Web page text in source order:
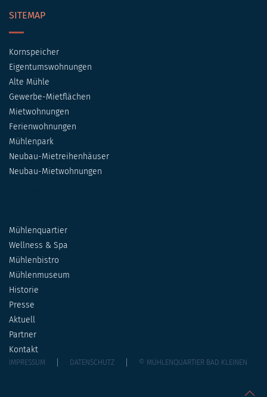
SITEMAP
Kornspeicher
Eigentumswohnungen
Alte Mühle
Gewerbe-Mietflächen
Mietwohnungen
Ferienwohnungen
Mühlenpark
Neubau-Mietreihenhäuser
Neubau-Mietwohnungen
Mühlenquartier
Wellness & Spa
Mühlenbistro
Mühlenmuseum
Historie
Presse
Aktuell
Partner
Kontakt
IMPRESSUM DATENSCHUTZ © MÜHLENQUARTIER BAD KLEINEN